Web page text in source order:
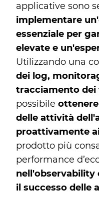
applicative sono
implementare
essenziale per
elevate e
Utilizzando una
dei log,
tracciamento dei
possibile
delle attività
proattivamente
prodotto più
performance
il successo delle